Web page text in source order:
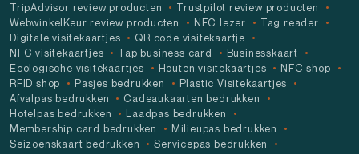
TripAdvisor review producten
Trustpilot review producten
WebwinkelKeur review producten
NFC lezer
Tag reader
Digitale visitekaartjes
QR code visitekaartje
NFC visitekaartjes
Tap business card
Businesskaart
Ecologische visitekaartjes
Houten visitekaartjes
NFC shop
RFID shop
Pasjes bedrukken
Plastic Visitekaartjes
Afvalpas bedrukken
Cadeaukaarten bedrukken
Hotelpas bedrukken
Laadpas bedrukken
Membership card bedrukken
Milieupas bedrukken
Seizoenskaart bedrukken
Servicepas bedrukken